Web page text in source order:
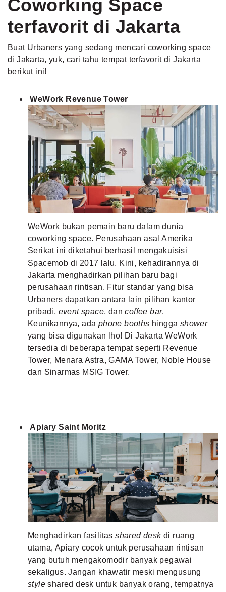
Coworking Space
terfavorit di Jakarta
Buat Urbaners yang sedang mencari coworking space
di Jakarta, yuk, cari tahu tempat terfavorit di Jakarta
berikut ini!
WeWork Revenue Tower
WeWork bukan pemain baru dalam dunia
coworking space. Perusahaan asal Amerika
Serikat ini diketahui berhasil mengakuisisi
Spacemob di 2017 lalu. Kini, kehadirannya di
Jakarta menghadirkan pilihan baru bagi
perusahaan rintisan. Fitur standar yang bisa
Urbaners dapatkan antara lain pilihan kantor
pribadi, event space, dancoffee bar.
Keunikannya, ada phone booths hingga shower
yang bisa digunakan lho! Di Jakarta WeWork
tersedia di beberapa tempat seperti Revenue
Tower, Menara Astra, GAMA Tower, Noble House
dan Sinarmas MSIG Tower.
Apiary Saint Moritz
Menghadirkan fasilitasshared deskdi ruang
utama, Apiary cocok untuk perusahaan rintisan
yang butuh mengakomodir banyak pegawai
sekaligus. Jangan khawatir meski mengusung
style shared desk untuk banyak orang, tempatnya